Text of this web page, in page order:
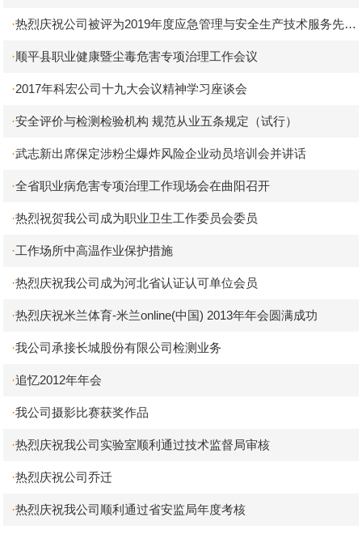
·热烈庆祝公司被评为2019年度应急管理与安全生产技术服务先进
单位
·顺平县职业健康暨尘毒危害专项治理工作会议
·2017年科宏公司十九大会议精神学习座谈会
·安全评价与检测检验机构 规范从业五条规定（试行）
·武志新出席保定涉粉尘爆炸风险企业动员培训会并讲话
·全省职业病危害专项治理工作现场会在曲阳召开
·热烈祝贺我公司成为职业卫生工作委员会委员
·工作场所中高温作业保护措施
·热烈庆祝我公司成为河北省认证认可单位会员
·热烈庆祝米兰体育-米兰online(中国) 2013年年会圆满成功
·我公司承接长城股份有限公司检测业务
·追忆2012年年会
·我公司摄影比赛获奖作品
·热烈庆祝我公司实验室顺利通过技术监督局审核
·热烈庆祝公司乔迁
·热烈庆祝我公司顺利通过省安监局年度考核